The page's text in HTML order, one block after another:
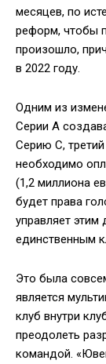
месяцев, по
реформ, чтобы
произошло,
в 2022 году.
Одним из
Серии А
Серию C,
необходимо
(1,2 миллиона
будет права
управляет этим
единственным
Это была
является
клуб внутри
преодолеть
командой.